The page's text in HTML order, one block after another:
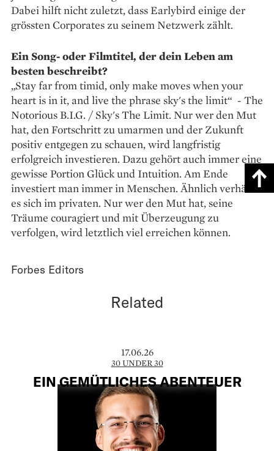
Dabei hilft nicht zuletzt, dass Earlybird einige der
grössten Corporates zu seinem Netzwerk zählt.
Ein Song- oder Filmtitel, der dein Leben am
besten beschreibt?
„Stay far from timid, only make moves when your
heart is in it, and live the phrase sky's the limit“ - The
Notorious B.I.G. / Sky's The Limit. Nur wer den Mut
hat, den Fortschritt zu umarmen und der Zukunft
positiv entgegen zu schauen, wird langfristig
erfolgreich investieren. Dazu gehört auch immer eine
gewisse Portion Glück und Intuition. Am Ende
investiert man immer in Menschen. Ähnlich verhält
es sich im privaten. Nur wer den Mut hat, seine
Träume couragiert und mit Überzeugung zu
verfolgen, wird letztlich viel erreichen können.
Forbes Editors
Related
17.06.26
30 UNDER 30
EIN GEMÜTLICHES ABENTEUER